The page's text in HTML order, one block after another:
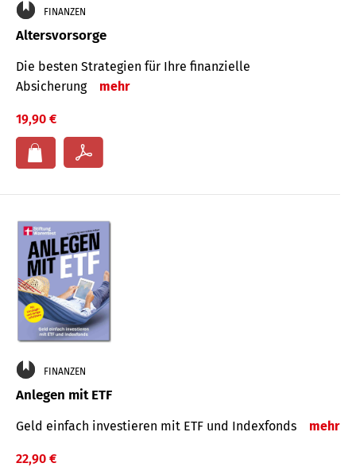
FINANZEN
Altersvorsorge
Die besten Strategien für Ihre finanzielle
Absicherung
mehr
19,90 €
FINANZEN
Anlegen mit ETF
Geld einfach investieren mit ETF und Indexfonds mehr
22,90 €